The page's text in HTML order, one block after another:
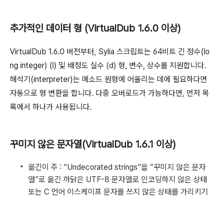
추가적인 데이터 형 (VirtualDub 1.6.0 이상)
VirtualDub 1.6.0 버전부터, Sylia 스크립트는 64비트 긴 정수(lo
ng integer) (l) 및 배정도 실수 (d) 형, 변수, 상수를 지원합니다.
해석기(interpreter)는 메소드 원형에 어울리는 데에 필요하다면
자동으로 형 변환을 합니다. 다중 오버로드가 가능하다면, 먼저 목
록에서 하나가 사용됩니다.
꾸미지 않은 문자열(VirtualDub 1.6.1 이상)
옮긴이 주 : “Undecorated strings”을 “꾸미지 않은 문자
열”로 옮긴 까닭은 UTF-8 문자열로 인코딩하지 않은 상태
또는 C 언어 이스케이프 문자를 쓰지 않은 상태를 가리키기